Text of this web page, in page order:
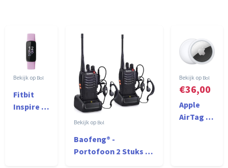
Bol
Fitbit
Inspire 3
Bol
Baofeng® -
Portofoon 2 Stuks -
Bol
€36,00
Apple
AirTag - 1